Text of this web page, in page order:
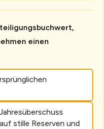
einen
stille Reserven und